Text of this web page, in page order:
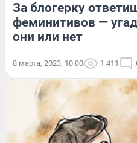
За блогерку
феминитивов —
они или нет
8 марта, 2023, 10:00 1 411